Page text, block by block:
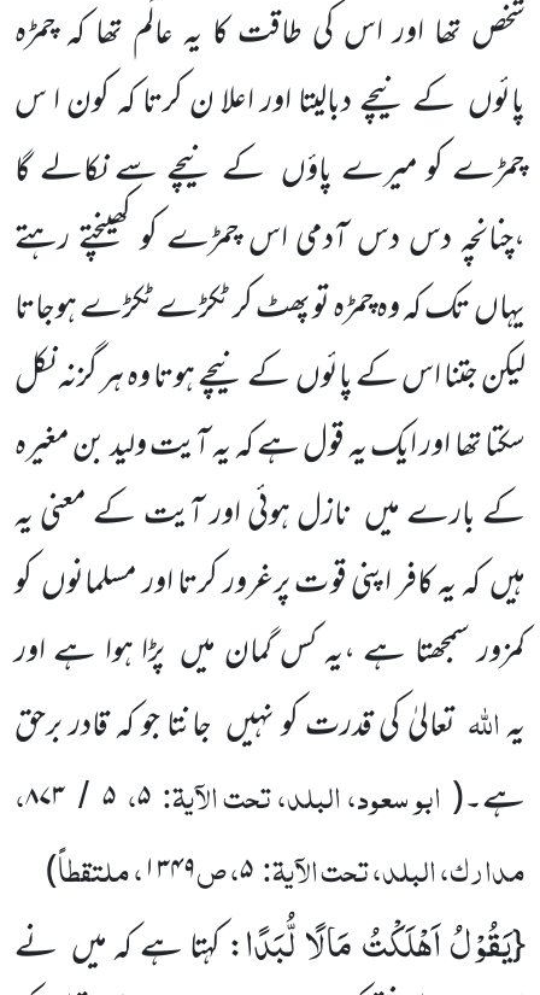
شخص تھا اور اس کی طاقت کا یہ عالَم تھا کہ چمڑہ
پائوں کے نیچے دبالیتا اور اعلا ن کرتا کہ کون ا س
چمڑے کو میرے پاؤں کے نیچے سے نکالے گا
،چنانچہ دس دس آدمی اس چمڑے کو کھینچتے رہتے
یہاں تک کہ وہ چمڑہ تو پھٹ کر ٹکڑے ٹکڑے ہوجاتا
لیکن جتنا اس کے پائوں کے نیچے ہوتا وہ ہر گزنہ نکل
سکتا تھا اور ایک یہ قول ہے کہ یہ آیت ولید بن مغیرہ
کے بارے میں نازل ہوئی اور آیت کے معنی یہ
ہیں کہ یہ کافر اپنی قوت پرغرور کرتا اور مسلمانوں کو
کمزور سمجھتا ہے ،یہ کس گمان میں پڑا ہوا ہے اور
یہاللّٰہ تعالیٰ کی قدرت کو نہیں جانتا جو کہ قادر برحق
ہے۔( ابو سعود، البلد، تحت الآیۃ: ۵، ۵ / ۸۷۳،
مدارک، البلد، تحت الآیۃ:۵، ص۱۳۴۹، ملتقطاً)
{یَقُوْلُ اَهْلَكْتُ مَالًا لُّبَدًا: کہتا ہے کہ میں نے